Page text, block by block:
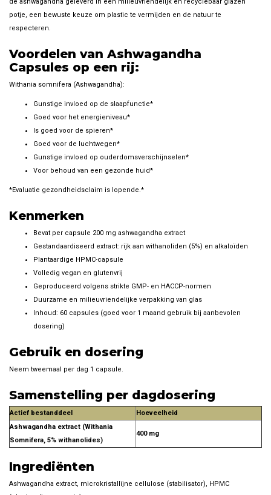
potje, een bewuste keuze om plastic te vermijden en de natuur te
respecteren.
Voordelen van Ashwagandha
Capsules op een rij:
Withania somnifera (Ashwagandha):
Gunstige invloed op de slaapfunctie*
Goed voor het energieniveau*
Is goed voor de spieren*
Goed voor de luchtwegen*
Gunstige invloed op ouderdomsverschijnselen*
Voor behoud van een gezonde huid*
*Evaluatie gezondheidsclaim is lopende.*
Kenmerken
Bevat per capsule 200 mg ashwagandha extract
Gestandaardiseerd extract: rijk aan withanoliden (5%) en alkaloïden
Plantaardige HPMC-capsule
Volledig vegan en glutenvrij
Geproduceerd volgens strikte GMP- en HACCP-normen
Duurzame en milieuvriendelijke verpakking van glas
Inhoud: 60 capsules (goed voor 1 maand gebruik bij aanbevolen
dosering)
Gebruik en dosering
Neem tweemaal per dag 1 capsule.
Samenstelling per dagdosering
Actief bestanddeel
Hoeveelheid
Ashwagandha extract (Withania
Somnifera, 5% withanolides)
400 mg
Ingrediënten
Ashwagandha extract, microkristallijne cellulose (stabilisator), HPMC